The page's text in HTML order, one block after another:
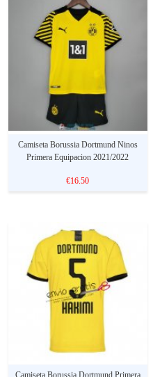
Camiseta Borussia Dortmund Ninos
Primera Equipacion 2021/2022
€16.50
Camiseta Borussia Dortmund Primera